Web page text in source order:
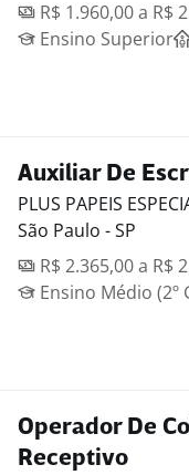
R$ 1.960,00 a R$
Ensino Superior
Auxiliar De
PLUS PAPEIS
São Paulo - SP
R$ 2.365,00 a R$
Ensino Médio (2º
Operador De
Receptivo